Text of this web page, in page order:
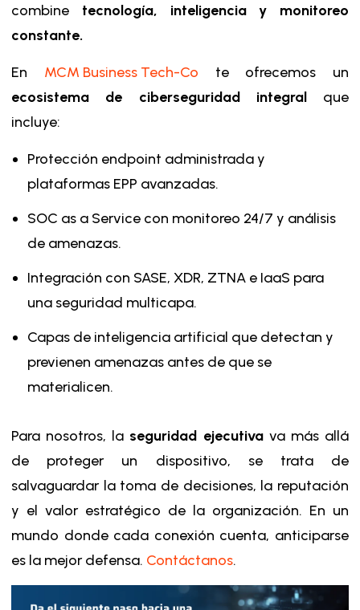
combine tecnología, inteligencia y monitoreo
constante.
En MCM Business Tech-Co te ofrecemos un
ecosistema de ciberseguridad integral que
incluye:
Protección endpoint administrada y
plataformas EPP avanzadas.
SOC as a Service con monitoreo 24/7 y análisis
de amenazas.
Integración con SASE, XDR, ZTNA e IaaS para
una seguridad multicapa.
Capas de inteligencia artificial que detectan y
previenen amenazas antes de que se
materialicen.
Para nosotros, la seguridad ejecutivava más allá
de proteger un dispositivo, se trata de
salvaguardar la toma de decisiones, la reputación
y el valor estratégico de la organización. En un
mundo donde cada conexión cuenta, anticiparse
es la mejor defensa. Contáctanos.​​